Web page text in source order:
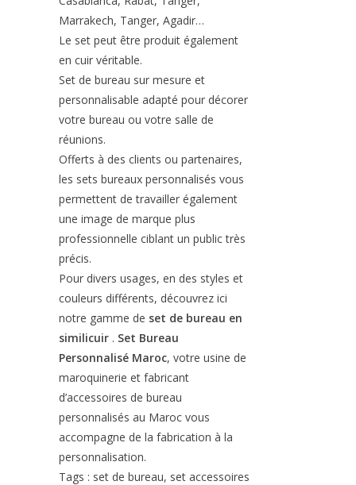
Marrakech, Tanger, Agadir…
Le set peut être produit également
en cuir véritable.
Set de bureau sur mesure et
personnalisable adapté pour décorer
votre bureau ou votre salle de
réunions.
Offerts à des clients ou partenaires,
les sets bureaux personnalisés vous
permettent de travailler également
une image de marque plus
professionnelle ciblant un public très
précis.
Pour divers usages, en des styles et
couleurs différents, découvrez ici
notre gamme de set de bureau en
similicuir . Set Bureau
Personnalisé Maroc, votre usine de
maroquinerie et fabricant
d’accessoires de bureau
personnalisés au Maroc vous
accompagne de la fabrication à la
personnalisation.
Tags : set de bureau, set accessoires